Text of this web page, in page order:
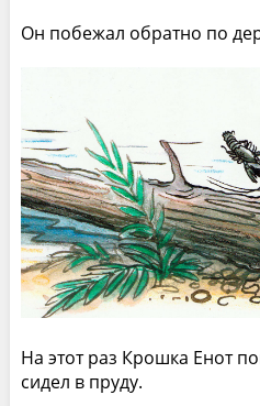
Он побежал обратно по
На этот раз Крошка Енот
сидел в пруду.